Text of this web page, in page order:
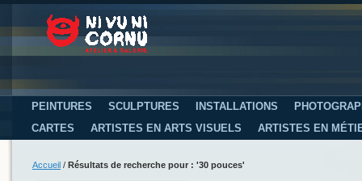
PEINTURES SCULPTURES INSTALLATIONS
CARTES
ARTISTES EN ARTS VISUELS ARTISTES EN
Accueil / Résultats de recherche pour : '30 pouces'